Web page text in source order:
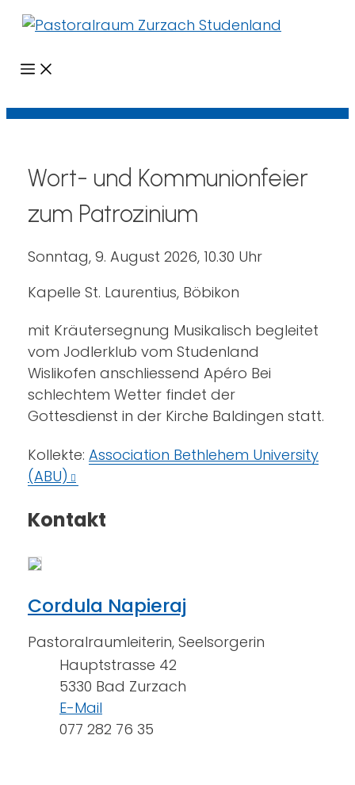
Wort- und Kommunionfeier
zum Patrozinium
Sonntag, 9. August 2026, 10.30 Uhr
Kapelle St. Laurentius, Böbikon
mit Kräutersegnung Musikalisch begleitet
vom Jodlerklub vom Studenland
Wislikofen anschliessend Apéro Bei
schlechtem Wetter findet der
Gottesdienst in der Kirche Baldingen statt.
Kollekte: Association Bethlehem University
(ABU)
Kontakt
Cordula Napieraj
Pastoralraumleiterin, Seelsorgerin
Hauptstrasse 42
5330 Bad Zurzach
E-Mail
077 282 76 35